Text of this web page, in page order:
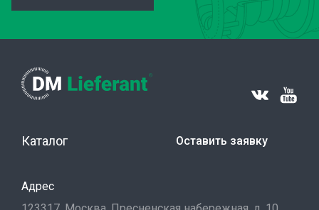
Каталог Оставить заявку
Адрес